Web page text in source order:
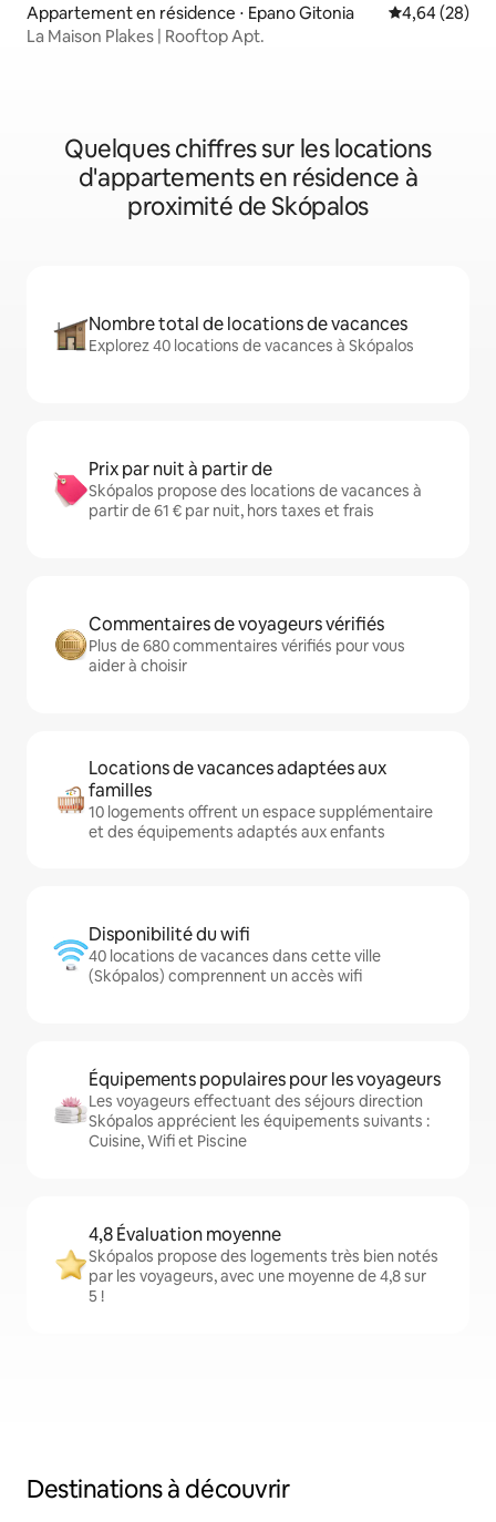
Appartement en résidence ⋅ Epano Gitonia Évaluation
4,64 (28)
La Maison Plakes | Rooftop Apt.
Quelques chiffres sur les locations
d'appartements en résidence à
proximité de Skópalos
Nombre total de locations de vacances
Explorez 40 locations de vacances à Skópalos
Prix par nuit à partir de
Skópalos propose des locations de vacances à
partir de 61 € par nuit, hors taxes et frais
Commentaires de voyageurs vérifiés
Plus de 680 commentaires vérifiés pour vous
aider à choisir
Locations de vacances adaptées aux
familles
10 logements offrent un espace supplémentaire
et des équipements adaptés aux enfants
Disponibilité du wifi
40 locations de vacances dans cette ville
(Skópalos) comprennent un accès wifi
Équipements populaires pour les voyageurs
Les voyageurs effectuant des séjours direction
Skópalos apprécient les équipements suivants :
Cuisine, Wifi et Piscine
4,8 Évaluation moyenne
Skópalos propose des logements très bien notés
par les voyageurs, avec une moyenne de 4,8 sur
5 !
Destinations à découvrir